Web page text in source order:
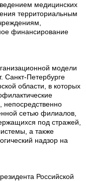
медицинских
территориальным
финансирование
модели
Санкт-Петербурге
области, в которых
непосредственно
сетью филиалов,
под стражей,
а также
надзор на
Российской